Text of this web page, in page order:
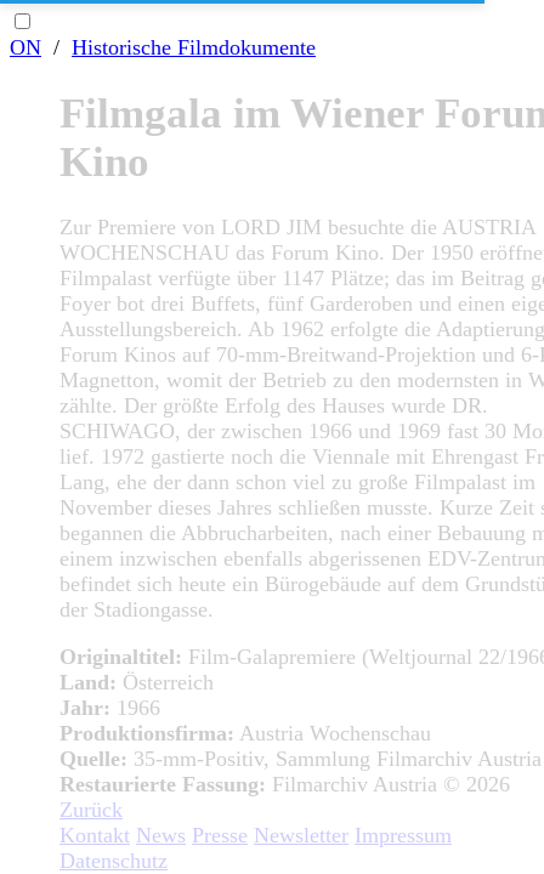
ON / Historische Filmdokumente
Filmgala im Wiener
Kino
Zur Premiere von LORD JIM besuchte die AUSTRIA
WOCHENSCHAU das Forum Kino. Der 1950
Filmpalast verfügte über 1147 Plätze; das im Beitrag
Foyer bot drei Buffets, fünf Garderoben und einen
Ausstellungsbereich. Ab 1962 erfolgte die
Forum Kinos auf 70-mm-Breitwand-Projektion und
Magnetton, womit der Betrieb zu den modernsten in
zählte. Der größte Erfolg des Hauses wurde DR.
SCHIWAGO, der zwischen 1966 und 1969 fast 30
lief. 1972 gastierte noch die Viennale mit Ehrengast
Lang, ehe der dann schon viel zu große Filmpalast im
November dieses Jahres schließen musste. Kurze Zeit
begannen die Abbrucharbeiten, nach einer Bebauung
einem inzwischen ebenfalls abgerissenen EDV-
befindet sich heute ein Bürogebäude auf dem
der Stadiongasse.
Originaltitel: Film-Galapremiere (Weltjournal 22/
Land: Österreich
Jahr: 1966
Produktionsfirma: Austria Wochenschau
Quelle: 35-mm-Positiv, Sammlung Filmarchiv Austria
Restaurierte Fassung: Filmarchiv Austria © 2026
Zurück
Kontakt News Presse Newsletter Impressum
Datenschutz